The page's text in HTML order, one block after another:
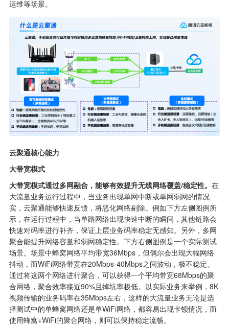
运维等场景。
云聚通核心能力
大带宽模式
大带宽模式通过多网融合，能够有效提升无线网络覆盖/稳定性。 在
大流量业务运行过程中，当业务出现单网中断或单网弱网的情况
实，云聚通能够快速反馈，将恶化网络剔除。例如下方左侧图例所
示，在运行过程中，当单路网络出现快速中断的瞬间，其他链路会
快速对码率进行补齐，保证上层业务码率稳定无感知。另外，多网
聚合能提升网络容量和弱网稳定性。下方右侧图例是一个实际测试
场景。场景中蜂窝网络平均带宽36Mbps，但偶尔会出现大幅网络
抖动，而WiFi网络带宽在20Mbps-40Mbps之间波动，极不稳定。
通过将这两个网络进行聚合，可以获得一个平均带宽68Mbps的聚
合网络，聚合效率接近90%且掉坑率极低。以实际业务来举例，8K
视频传输的业务码率在35Mbps左右，这样的大流量业务无论是选
择测试中的单蜂窝网络还是单WiFi网络，都容易出现卡顿情况，而
使用蜂窝+WiFi的聚合网络，则可以保持稳定流畅。